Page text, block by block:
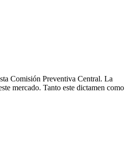
Comisión Preventiva Central. La
mercado. Tanto este dictamen como